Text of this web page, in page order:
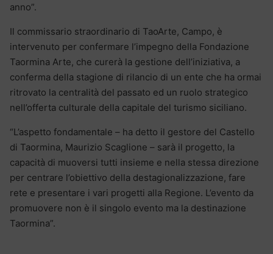
anno”.
Il commissario straordinario di TaoArte, Campo, è
intervenuto per confermare l’impegno della Fondazione
Taormina Arte, che curerà la gestione dell’iniziativa, a
conferma della stagione di rilancio di un ente che ha ormai
ritrovato la centralità del passato ed un ruolo strategico
nell’offerta culturale della capitale del turismo siciliano.
“L’aspetto fondamentale – ha detto il gestore del Castello
di Taormina, Maurizio Scaglione – sarà il progetto, la
capacità di muoversi tutti insieme e nella stessa direzione
per centrare l’obiettivo della destagionalizzazione, fare
rete e presentare i vari progetti alla Regione. L’evento da
promuovere non è il singolo evento ma la destinazione
Taormina”.